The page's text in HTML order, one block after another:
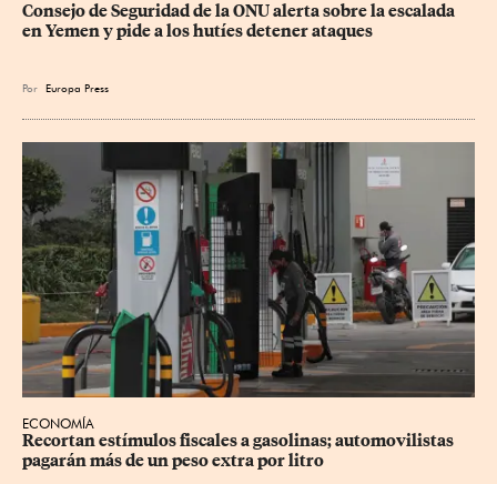
Consejo de Seguridad de la ONU alerta sobre la escalada
en Yemen y pide a los hutíes detener ataques
Por Europa Press
ECONOMÍA
Recortan estímulos fiscales a gasolinas; automovilistas
pagarán más de un peso extra por litro